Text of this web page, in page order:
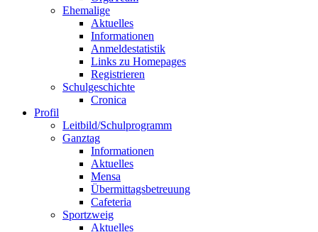
Ehemalige
Aktuelles
Informationen
Anmeldestatistik
Links zu Homepages
Registrieren
Schulgeschichte
Cronica
Profil
Leitbild/Schulprogramm
Ganztag
Informationen
Aktuelles
Mensa
Übermittagsbetreuung
Cafeteria
Sportzweig
Aktuelles